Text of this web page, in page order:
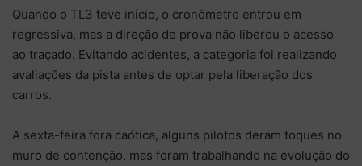
Quando o TL3 teve início, o cronômetro entrou em
regressiva, mas a direção de prova não liberou o acesso
ao traçado. Evitando acidentes, a categoria foi realizando
avaliações da pista antes de optar pela liberação dos
carros.
A sexta-feira fora caótica, alguns pilotos deram toques no
muro de contenção, mas foram trabalhando na evolução do